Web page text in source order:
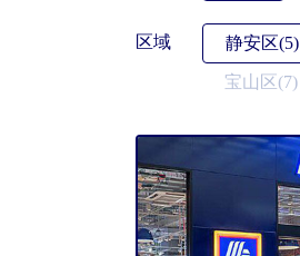
区域 静安区(5)
宝山区(7)